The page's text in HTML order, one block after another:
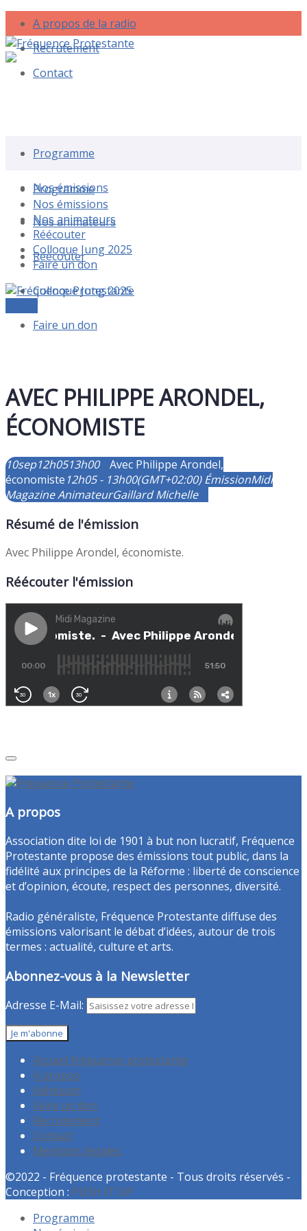
A propos de la radio
Recrutement
Contact
Programme
Nos émissions
Nos animateurs
Réécouter
Colloque Jung 2025
Faire un don
Programme
Nos émissions
Nos animateurs
Réécouter
Colloque Jung 2025
Faire un don
AVEC PHILIPPE ARONDEL,
ÉCONOMISTE
10sep12h0513h00
Avec Philippe Arondel,
économiste 12h05 - 13h00(GMT+02:00) ÉmissionMidi
MagazineAnimateurGaillard Michelle
Résumé de l'émission
Avec Philippe Arondel, économiste.
Réécouter l'émission
A propos
Association dite loi de 1901 à but non lucratif, Fréquence
Protestante propose des émissions tout public, dans la
fidélité aux principes de la Réforme : liberté de conscience
et d’opinion, écoute, respect des personnes, diversité.
Radio généraliste, Fréquence Protestante diffuse des
émissions valorisant le débat d’idées, autour de trois
termes : actualité, culture et arts.
Abonnez-vous à la Newsletter
Adresse E-Mail:
Accueil Fréquence protestante
A propos
Adhésion
Faire un don
Recrutement
Contact
Mentions légales
©2022 - Fréquence protestante - Tous droits réservés -
Conception : PUSH IT UP
Programme